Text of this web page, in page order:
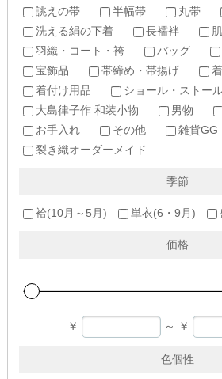
誂えの帯
半幅帯 丸帯
洗える絹の下着
長襦袢
羽織・コート・袴
バッグ
宝飾品
帯締め・帯揚げ
着付け用品
ショール・ストー
大島律子作 和装小物
男物
お手入れ
その他 雑貨GG
裂き織オーダーメイド
季節
袷(10月～5月) 単衣(6・9月)
価格
￥ ～ ￥
色個性